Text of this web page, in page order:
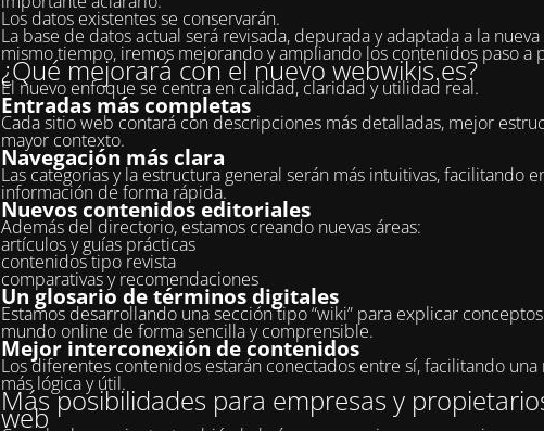
Los datos existentes se conservarán.
La base de datos actual será revisada, depurada y adaptada a la
mismo tiempo, iremos mejorando y ampliando los contenidos paso a
¿Qué mejorará con el nuevo webwikis.es?
El nuevo enfoque se centra en calidad, claridad y utilidad real.
Entradas más completas
Cada sitio web contará con descripciones más detalladas, mejor
mayor contexto.
Navegación más clara
Las categorías y la estructura general serán más intuitivas, facilitando
información de forma rápida.
Nuevos contenidos editoriales
Además del directorio, estamos creando nuevas áreas:
artículos y guías prácticas
contenidos tipo revista
comparativas y recomendaciones
Un glosario de términos digitales
Estamos desarrollando una sección tipo “wiki” para explicar
mundo online de forma sencilla y comprensible.
Mejor interconexión de contenidos
Los diferentes contenidos estarán conectados entre sí, facilitando una
más lógica y útil.
Más posibilidades para empresas y
web